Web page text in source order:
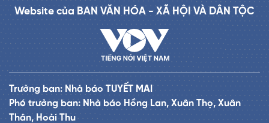
Website của BAN VĂN HÓA - XÃ HỘI VÀ DÂN TỘC
Trưởng ban: Nhà báo TUYẾT MAI
Phó trưởng ban: Nhà báo Hồng Lan, Xuân Thọ, Xuân
Thân, Hoài Thu